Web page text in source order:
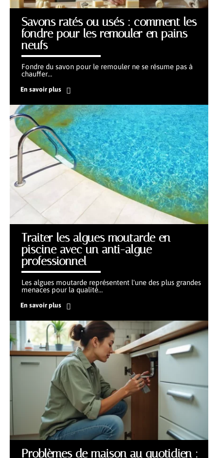
Savons ratés ou usés : comment les
fondre pour les remouler en pains
neufs
Fondre du savon pour le remouler ne se résume pas à
chauffer…
En savoir plus
Traiter les algues moutarde en
piscine avec un anti-algue
professionnel
Les algues moutarde représentent l'une des plus grandes
menaces pour la qualité…
En savoir plus
Problèmes de maison au quotidien :